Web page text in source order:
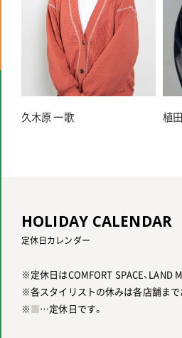
久木原 一歌 植
HOLIDAY CALENDAR
定休日カレンダー
※定休日はCOMFORT SPACE、LAND
※各スタイリストの休みは各店舗まで
※■…定休日です。